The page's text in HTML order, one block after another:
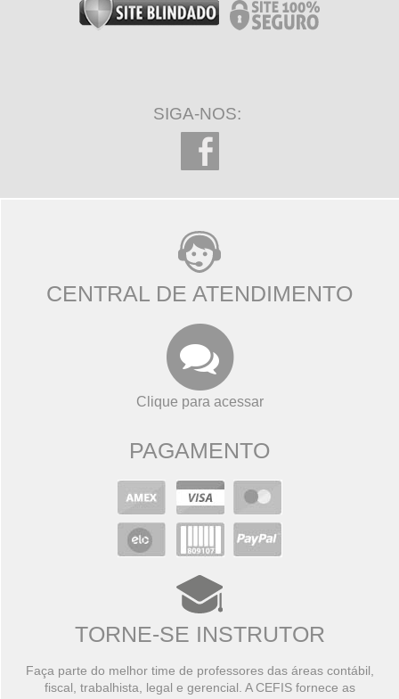
SIGA-NOS:
CENTRAL DE ATENDIMENTO
Clique para acessar
PAGAMENTO
TORNE-SE INSTRUTOR
Faça parte do melhor time de professores das áreas contábil,
fiscal, trabalhista, legal e gerencial. A CEFIS fornece as